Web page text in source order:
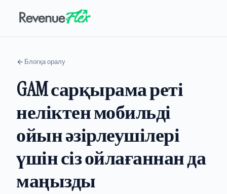
Блогқа оралу
GAM сарқырама реті
неліктен мобильді
ойын әзірлеушілері
үшін сіз ойлағаннан да
маңызды